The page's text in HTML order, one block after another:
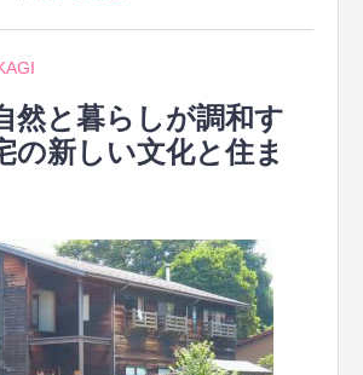
然と暮らしが調和す
の新しい文化と住ま